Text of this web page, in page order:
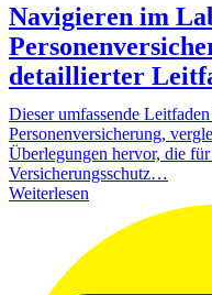
Navigieren im
detaillierter
Dieser umfassende
Personenversicherung,
Überlegungen hervor, die
Versicherungsschutz…
Weiterlesen